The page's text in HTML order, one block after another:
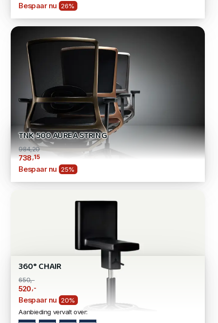
Bespaar nu 26%
TNK 500 AUREA STRING
984,20
738,15
Bespaar nu 25%
360° CHAIR
650,-
520,-
Bespaar nu
20%
Aanbieding vervalt over: